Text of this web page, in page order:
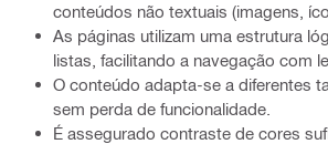
conteúdos não textuais (imagens,
As páginas utilizam uma estrutura
listas, facilitando a navegação com
O conteúdo adapta-se a diferentes
sem perda de funcionalidade.
É assegurado contraste de cores